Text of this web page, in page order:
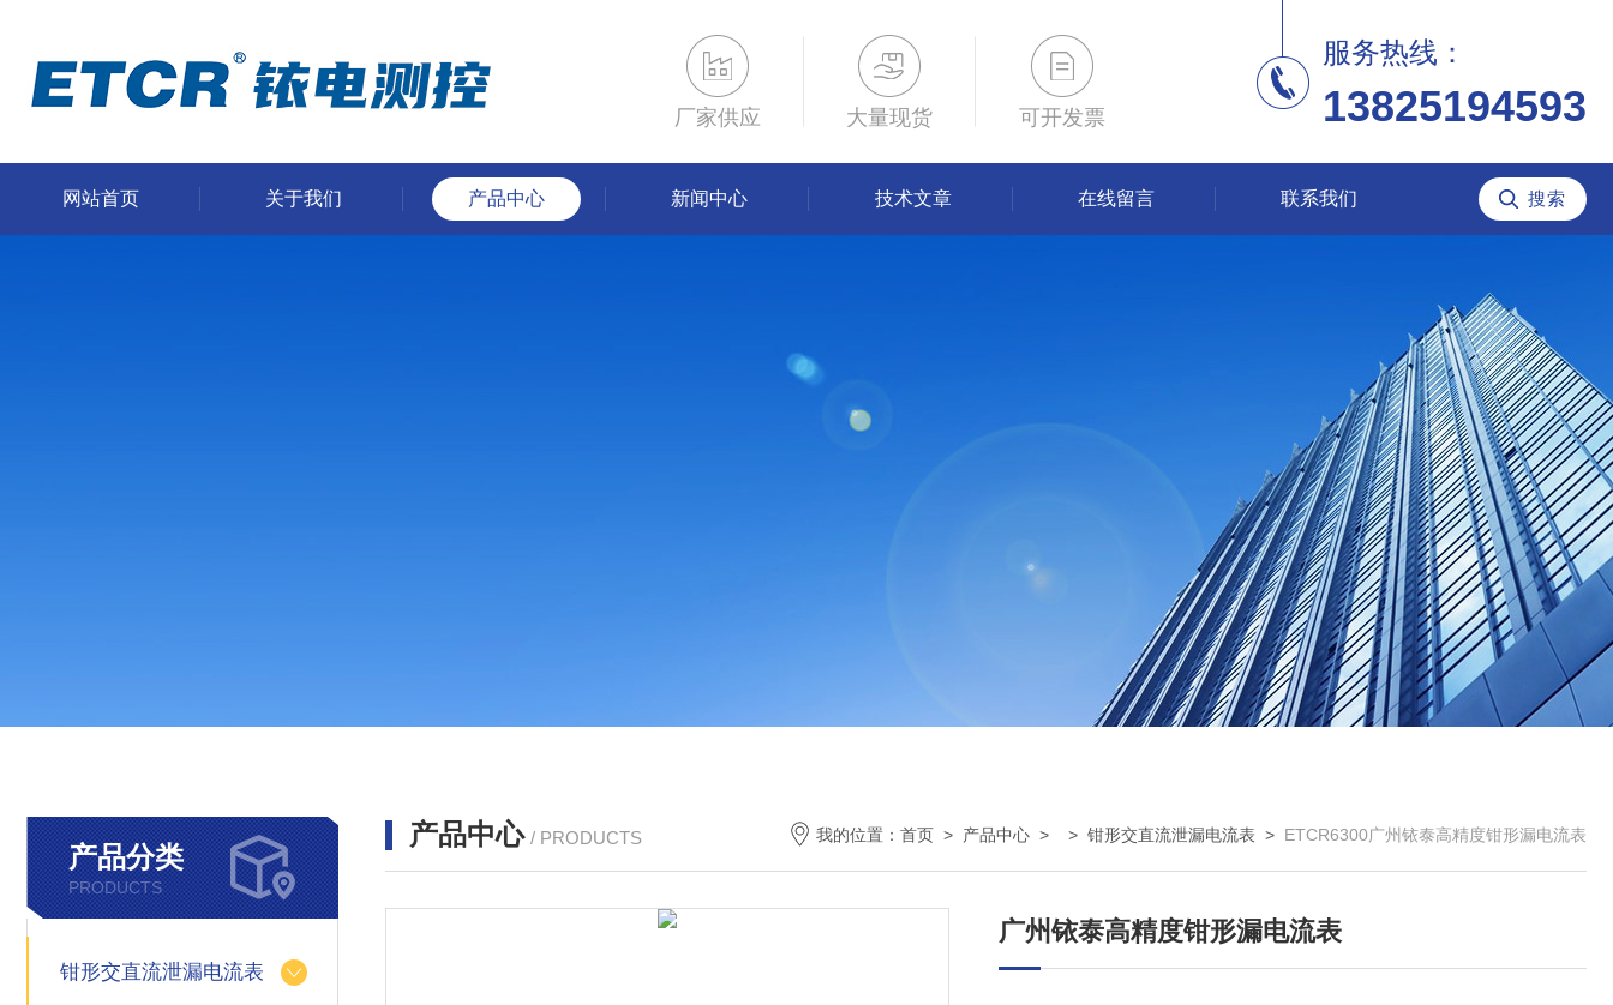
厂家供应 大量现货 可开发票
服务热线：
13825194593
网站首页 关于我们 产品中心 新闻中心 技术文章 在线留言 联系我们
产品分类
PRODUCTS
钳形交直流泄漏电流表
产品中心 / PRODUCTS 我的位置： 首页 > 产品中心 > > 钳形交直流泄漏电流表 > ETCR6300广州铱泰高精度钳形漏电流表
广州铱泰高精度钳形漏电流表